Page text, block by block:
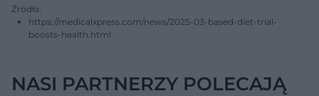
Źródła:
https://medicalxpress.com/news/2025-03-based-diet-trial-
boosts-health.html
NASI PARTNERZY POLECAJĄ